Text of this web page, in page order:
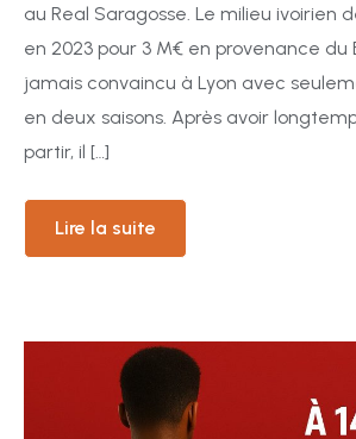
au Real Saragosse. Le milieu ivoirien
en 2023 pour 3 M€ en provenance du
jamais convaincu à Lyon avec
en deux saisons. Après avoir
partir, il […]
Lire la suite